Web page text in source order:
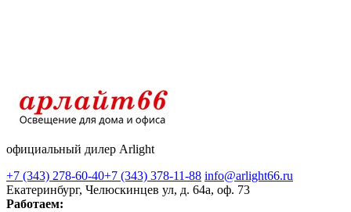
официальный дилер Arlight
+7 (343) 278-60-40+7 (343) 378-11-88 info@arlight66.ru
Екатеринбург, Челюскинцев ул, д. 64а, оф. 73
Работаем: